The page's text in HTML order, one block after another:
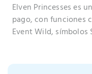
Elven Princesses es
pago, con funciones
Event Wild, símbolos